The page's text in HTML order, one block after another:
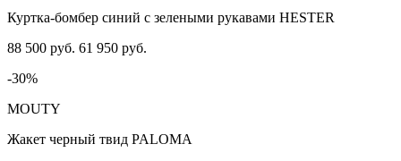
Куртка-бомбер синий с зелеными рукавами HESTER
88 500 руб. 61 950 руб.
-30%
MOUTY
Жакет черный твид PALOMA